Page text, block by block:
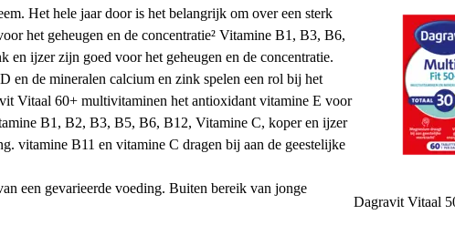
Het hele jaar door is het belangrijk om over een sterk
het geheugen en de concentratie² Vitamine B1, B3, B6,
ijzer zijn goed voor het geheugen en de concentratie.
en de mineralen calcium en zink spelen een rol bij het
Vitaal 60+ multivitaminen het antioxidant vitamine E voor
B1, B2, B3, B5, B6, B12, Vitamine C, koper en ijzer
vitamine B11 en vitamine C dragen bij aan de geestelijke
een gevarieerde voeding. Buiten bereik van jonge
Dagravit Vitaal